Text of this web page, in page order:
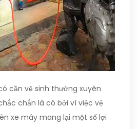
cần vệ sinh thường xuyên
chắn là có bởi vì việc vệ
xe máy mang lại một số lợi